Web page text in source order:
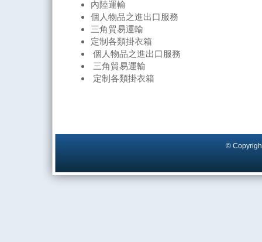
內陸運輸
個人物品之進出口服務
三角貿易運輸
定制各類掛衣箱
個人物品之進出口服務
三角貿易運輸
定制各類掛衣箱
©